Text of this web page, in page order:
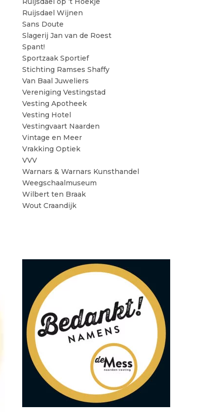
Ruijsdael Wijnen
Sans Doute
Slagerij Jan van de Roest
Spant!
Sportzaak Sportief
Stichting Ramses Shaffy
Van Baal Juweliers
Vereniging Vestingstad
Vesting Apotheek
Vesting Hotel
Vestingvaart Naarden
Vintage en Meer
Vrakking Optiek
VVV
Warnars & Warnars Kunsthandel
Weegschaalmuseum
Wilbert ten Braak
Wout Craandijk